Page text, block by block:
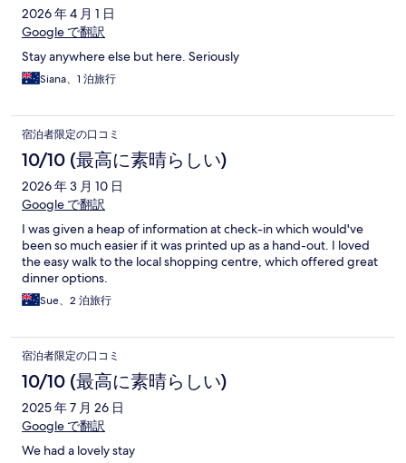
2026 年 4 月 1 日
Google で翻訳
Stay anywhere else but here. Seriously
Siana、1 泊旅行
宿泊者限定の口コミ
10/10 (最高に素晴らしい)
2026 年 3 月 10 日
Google で翻訳
I was given a heap of information at check-in which would've
been so much easier if it was printed up as a hand-out. I loved
the easy walk to the local shopping centre, which offered great
dinner options.
Sue、2 泊旅行
宿泊者限定の口コミ
10/10 (最高に素晴らしい)
2025 年 7 月 26 日
Google で翻訳
We had a lovely stay